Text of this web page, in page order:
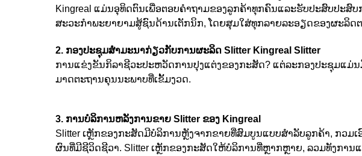
Kingreal ແມ່ນອຸທິດຕົນເພື່ອຕອບຄໍາຖາມຂອງລູກຄ້າທຸກຄົນແລະຮັບປະສົບປະສົ
ສະວະກໍາພະຍາຍາມສູ້ຊົນດ້ານເຕັກນິກ, ໂດຍສຸມໃສ່ທຸກລາຍລະອຽດຂອງຜະລິ
2. ກອງປະຊຸມສໍາມະນາກ່ຽວກັບການຜະລິດ Slitter Kingreal Slitter
ການແຂ່ງຂັນກິລາຊີວະປະຫວັດການປຸງແຕ່ງຂອງກະສັດ? ແຕ່ລະກອງປະຊຸມແ
ມາດຕະຖານຄຸນນະພາບທີ່ເຂັ້ມງວດ.
3. ການບໍລິການຫລັງການຂາຍ Slitter ຂອງ Kingreal
Slitter ເຫຼັກຂອງກະສັດມີບໍລິການຫຼັງຈາກຂາຍທີ່ສົມບູນແບບສໍາລັບລູກຄ້າ, ກວມ
ຜົນທີ່ມີຊີວິດຊີວາ. Slitter ເຫຼັກຂອງກະສັດໃຫ້ບໍລິການທີ່ຫຼາກຫຼາຍ, ລວມທັງກາ